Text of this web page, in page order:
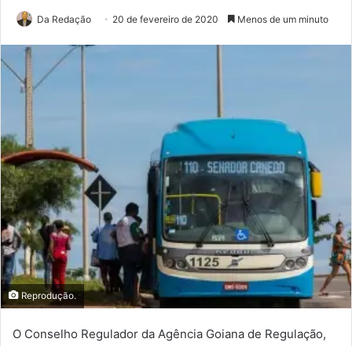
Da Redação 20 de fevereiro de 2020 Menos de um minuto
Reprodução.
O Conselho Regulador da Agência Goiana de Regulação,